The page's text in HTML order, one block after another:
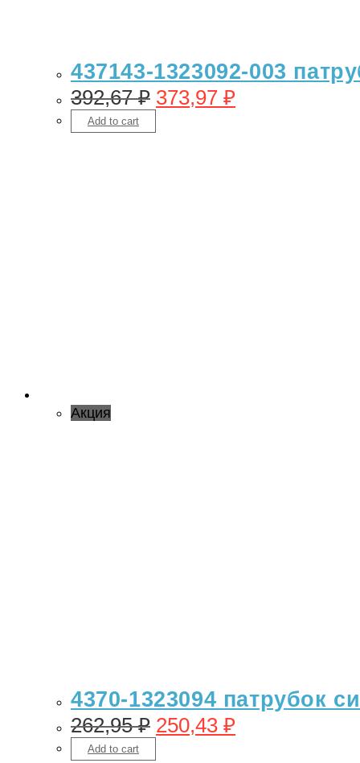
437143-1323092-003
392,67₽ 373,97 ₽
Add to cart
Акция
4370-1323094 патрубок
262,95₽ 250,43 ₽
Add to cart